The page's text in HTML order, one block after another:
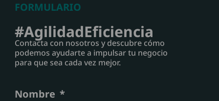
FORMULARIO
#AgilidadEficiencia
Contacta con nosotros y descubre cómo
podemos ayudarte a impulsar tu negocio
para que sea cada vez mejor.
Nombre